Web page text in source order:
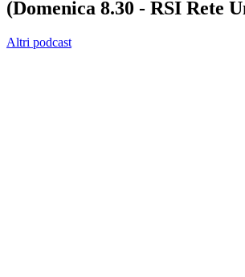
(Domenica 8.30 - RSI Rete
Altri podcast